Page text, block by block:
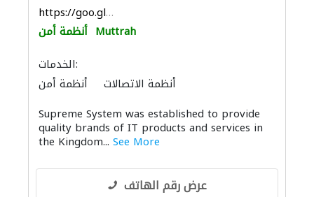
https://goo.gl/maps/zvpuKB1PWM5xTADd6
أنظمة أمن Muttrah
الخدمات:
أنظمة أمن
أنظمة الاتصالات
خدمات الطباعة
Supreme System was established to provide
quality brands of IT products and services in
the Kingdom... See More
عرض رقم الهاتف